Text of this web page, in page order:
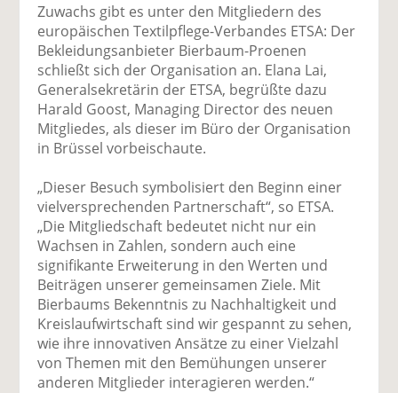
a
uf
F
ac
e
b
o
te
il
e
n
t
wi
tt
er
n
a
uf
Li
n
k
e
di
te
il
e
n
p
er
m
ai
l
v
n
d
n
ru
Zuwachs gibt es unter den Mitgliedern des
europäischen Textilpflege-Verbandes ETSA: Der
Bekleidungsanbieter Bierbaum-Proenen
schließt sich der Organisation an. Elana Lai,
Generalsekretärin der ETSA, begrüßte dazu
Harald Goost, Managing Director des neuen
Mitgliedes, als dieser im Büro der Organisation
in Brüssel vorbeischaute.
„Dieser Besuch symbolisiert den Beginn einer
vielversprechenden Partnerschaft“, so ETSA.
„Die Mitgliedschaft bedeutet nicht nur ein
Wachsen in Zahlen, sondern auch eine
signifikante Erweiterung in den Werten und
Beiträgen unserer gemeinsamen Ziele. Mit
Bierbaums Bekenntnis zu Nachhaltigkeit und
Kreislaufwirtschaft sind wir gespannt zu sehen,
wie ihre innovativen Ansätze zu einer Vielzahl
von Themen mit den Bemühungen unserer
anderen Mitglieder interagieren werden.“